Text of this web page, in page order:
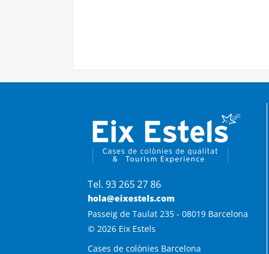
Tel. 93 265 27 86
hola@eixestels.com
Passeig de Taulat 235 - 08019 Barcelona
© 2026 Eix Estels
Cases de colònies Barcelona